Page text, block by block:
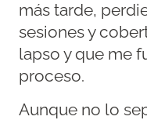
más tarde,
sesiones y
lapso y que me
proceso.
Aunque no lo